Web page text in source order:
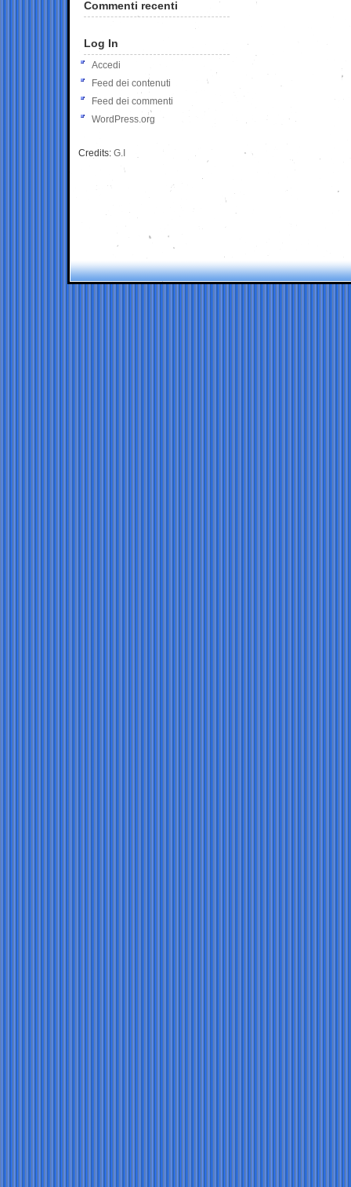
Commenti recenti
Log In
Accedi
Feed dei contenuti
Feed dei commenti
WordPress.org
Credits: G.I